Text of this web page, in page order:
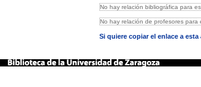
No hay relación bibliográfica para
No hay relación de profesores para
Si quiere copiar el enlace a